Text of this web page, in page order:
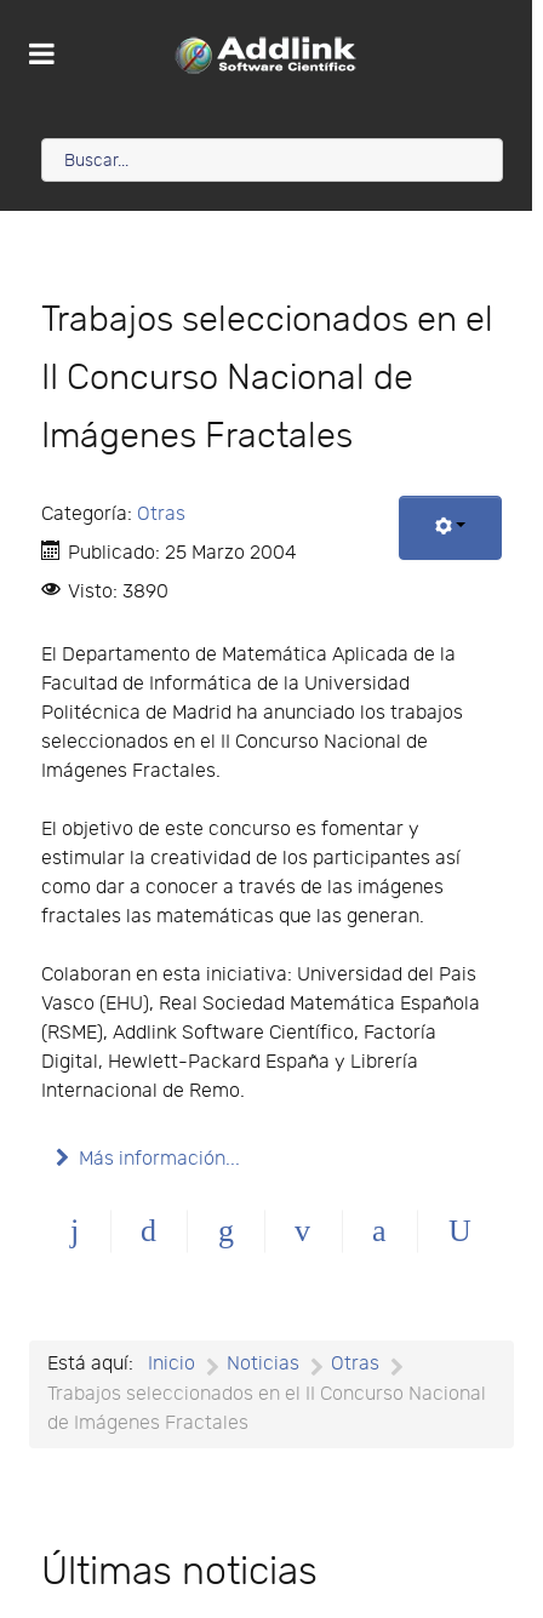
Trabajos seleccionados en el
II Concurso Nacional de
Imágenes Fractales
Categoría: Otras
Publicado: 25 Marzo 2004
Visto: 3890
El Departamento de Matemática Aplicada de la
Facultad de Informática de la Universidad
Politécnica de Madrid ha anunciado los trabajos
seleccionados en el II Concurso Nacional de
Imágenes Fractales.
El objetivo de este concurso es fomentar y
estimular la creatividad de los participantes así
como dar a conocer a través de las imágenes
fractales las matemáticas que las generan.
Colaboran en esta iniciativa: Universidad del Pais
Vasco (EHU), Real Sociedad Matemática Española
(RSME), Addlink Software Científico, Factoría
Digital, Hewlett-Packard España y Librería
Internacional de Remo.
Más información...
Está aquí: Inicio Noticias
Otras
Trabajos seleccionados en el II Concurso Nacional
de Imágenes Fractales
Últimas noticias